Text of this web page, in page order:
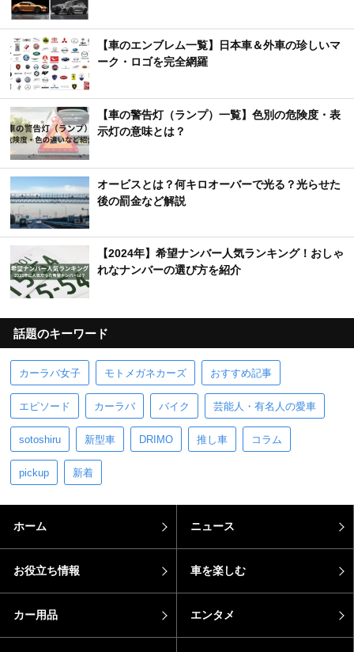
【車のエンブレム一覧】日本車＆外車の珍しいマ
ーク・ロゴを完全網羅
【車の警告灯（ランプ）一覧】色別の危険度・表
示灯の意味とは？
オービスとは？何キロオーバーで光る？光らせた
後の罰金など解説
【2024年】希望ナンバー人気ランキング！おしゃ
れなナンバーの選び方を紹介
話題のキーワード
カーラバ女子 モトメガネカーズ おすすめ記事
エピソード カーラバ バイク 芸能人・有名人の愛車
sotoshiru 新型車 DRIMO 推し車 コラム
pickup 新着
ホーム ニュース
お役立ち情報 車を楽しむ
カー用品 エンタメ